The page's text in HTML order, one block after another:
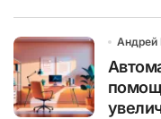
Андрей